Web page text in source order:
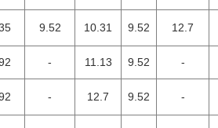
9.52 10.31 9.52 12.7
- 11.13 9.52 -
- 12.7 9.52 -